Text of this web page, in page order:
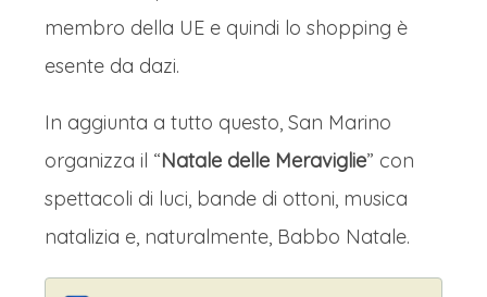
membro della UE e quindi lo shopping è
esente da dazi.
In aggiunta a tutto questo, San Marino
organizza il “Natale delle Meraviglie” con
spettacoli di luci, bande di ottoni, musica
natalizia e, naturalmente, Babbo Natale.